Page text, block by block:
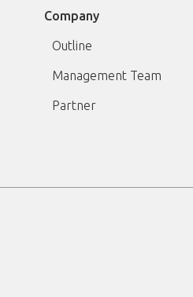
Company
Outline
Management Team
Partner